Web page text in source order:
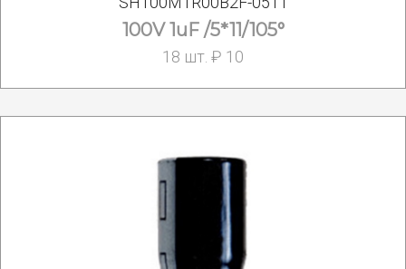
100V 1uF /5*11/105°
18 шт. ₽ 10